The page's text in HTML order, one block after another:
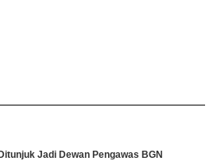
Jadi Dewan Pengawas BGN